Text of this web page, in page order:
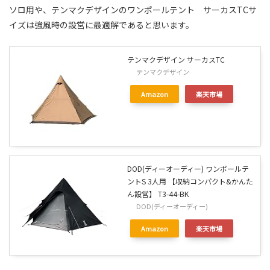
ソロ用や、テンマクデザインのワンポールテント サーカスTCサ
イズは強風時の設営に最適解であると思います。
テンマクデザイン サーカスTC
テンマクデザイン
Amazon 楽天市場
DOD(ディーオーディー) ワンポールテ
ントS 3人用 【収納コンパクト&かんた
ん設営】 T3-44-BK
DOD(ディーオーディー)
Amazon 楽天市場